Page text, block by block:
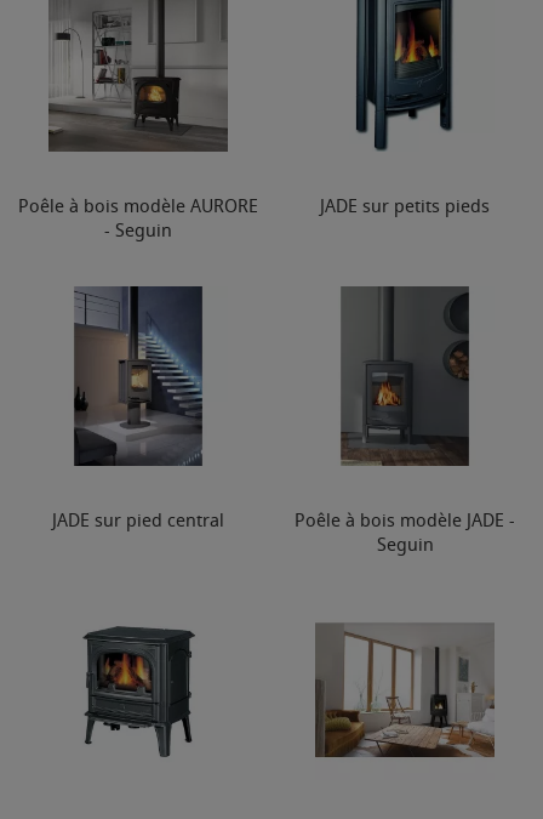
Poêle à bois modèle AURORE
- Seguin
JADE sur petits pieds
JADE sur pied central
Poêle à bois modèle JADE -
Seguin